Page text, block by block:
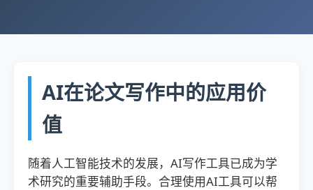
AI在论文写作中的应用价
值
随着人工智能技术的发展，AI写作工具已成为学
术研究的重要辅助手段。合理使用AI工具可以帮